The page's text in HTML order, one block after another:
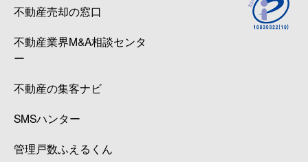
不動産売却の窓口
不動産業界M&A相談センタ
ー
不動産の集客ナビ
SMSハンター
管理戸数ふえるくん